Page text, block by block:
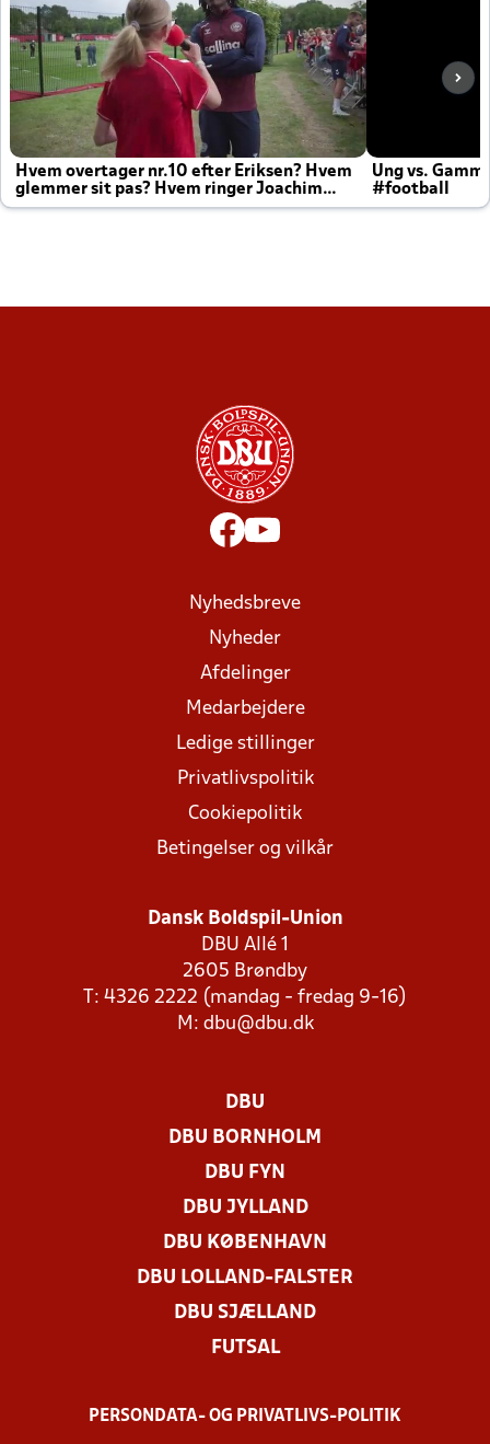
Hvem overtager nr.10 efter Eriksen? Hvem
glemmer sit pas? Hvem ringer Joachim
altid til efter kampe?
Ung vs.
#football
Nyhedsbreve
Nyheder
Afdelinger
Medarbejdere
Ledige stillinger
Privatlivspolitik
Cookiepolitik
Betingelser og vilkår
Dansk Boldspil-Union
DBU Allé 1
2605 Brøndby
T: 4326 2222 (mandag - fredag 9-16)
M: dbu@dbu.dk
DBU
DBU BORNHOLM
DBU FYN
DBU JYLLAND
DBU KØBENHAVN
DBU LOLLAND-FALSTER
DBU SJÆLLAND
FUTSAL
PERSONDATA- OG PRIVATLIVS-POLITIK